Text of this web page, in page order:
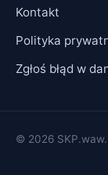
Kontakt
Polityka
Zgłoś błąd w
© 2026